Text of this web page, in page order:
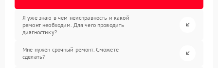
Я уже знаю в чем неисправность и какой
ремонт необходим. Для чего проводить
диагностику?
Мне нужен срочный ремонт. Сможете
сделать?